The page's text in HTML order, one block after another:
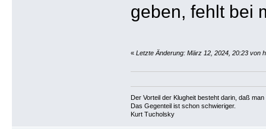
geben, fehlt bei
« Letzte Änderung: März 12, 2024, 20:23 von
Der Vorteil der Klugheit besteht darin, daß
Das Gegenteil ist schon schwieriger.
Kurt Tucholsky